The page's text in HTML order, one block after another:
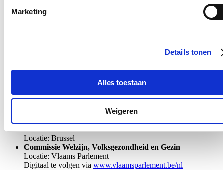
Marketing
Details tonen
Alles toestaan
Weigeren
24/03/2024
Locatie: Wingene
25/03/2024
Informele Raad Visserij
Locatie: Brugge en Zeebrugge
Locatie: Brussel
Commissie Welzijn, Volksgezondheid en Gezin
Locatie: Vlaams Parlement
Digitaal te volgen via www.vlaamsparlement.be/nl